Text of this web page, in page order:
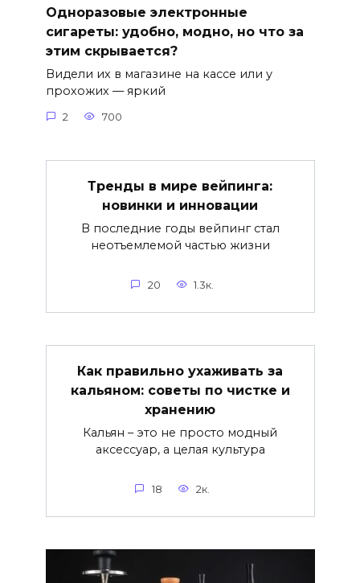
Одноразовые электронные
сигареты: удобно, модно, но что за
этим скрывается?
Видели их в магазине на кассе или у
прохожих — яркий
2 700
Тренды в мире вейпинга:
новинки и инновации
В последние годы вейпинг стал
неотъемлемой частью жизни
20 1.3к.
Как правильно ухаживать за
кальяном: советы по чистке и
хранению
Кальян – это не просто модный
аксессуар, а целая культура
18 2к.